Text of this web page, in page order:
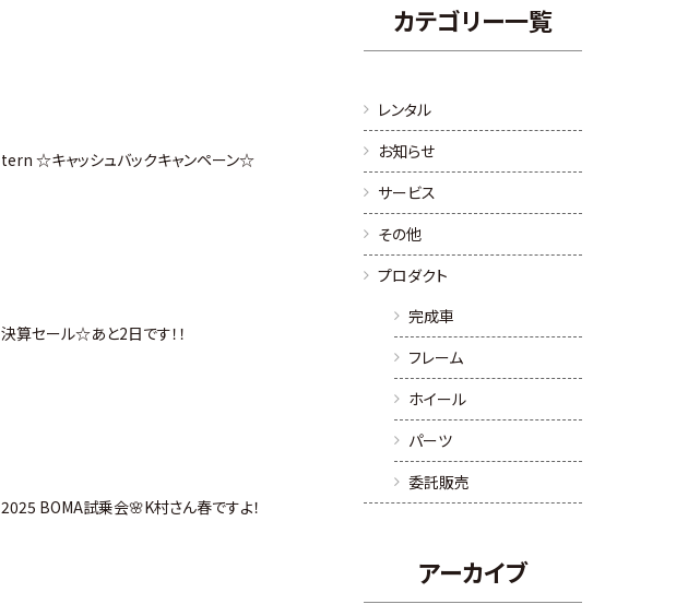
tern ☆キャッシュバックキャンペーン☆
決算セール☆あと2日です！！
2025 BOMA試乗会🌸K村さん春ですよ！
カテゴリー一覧
レンタル
お知らせ
サービス
その他
プロダクト
完成車
フレーム
ホイール
パーツ
委託販売
アーカイブ